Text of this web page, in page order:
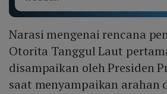
Narasi mengenai rencana
Otorita Tanggul Laut
disampaikan oleh Presiden
saat menyampaikan arahan